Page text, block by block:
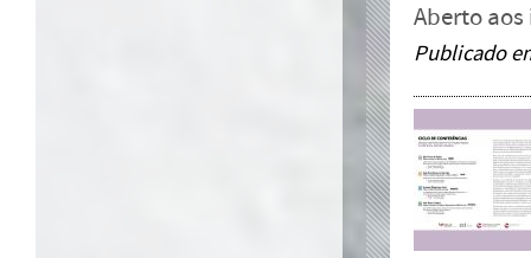
Aberto
Publicado